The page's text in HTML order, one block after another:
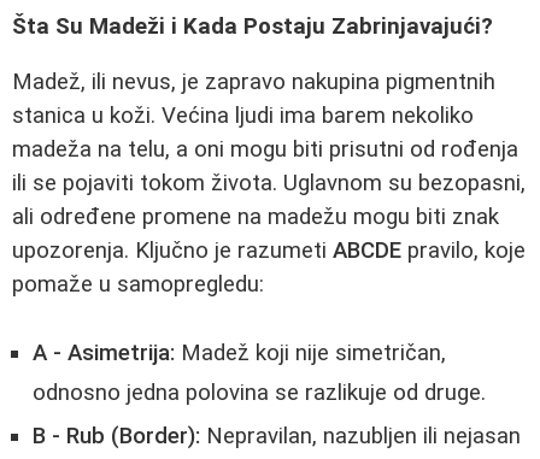
Šta Su Madeži i Kada Postaju Zabrinjavajući?
Madež, ili nevus, je zapravo nakupina pigmentnih
stanica u koži. Većina ljudi ima barem nekoliko
madeža na telu, a oni mogu biti prisutni od rođenja
ili se pojaviti tokom života. Uglavnom su bezopasni,
ali određene promene na madežu mogu biti znak
upozorenja. Ključno je razumeti ABCDE pravilo, koje
pomaže u samopregledu:
A - Asimetrija: Madež koji nije simetričan,
odnosno jedna polovina se razlikuje od druge.
B - Rub (Border): Nepravilan, nazubljen ili nejasan